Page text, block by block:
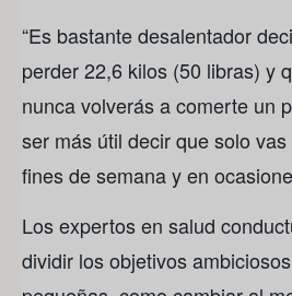
“Es bastante desalentador
perder 22,6 kilos (50 libras) y
nunca volverás a comerte un
ser más útil decir que solo
fines de semana y en
Los expertos en salud
dividir los objetivos